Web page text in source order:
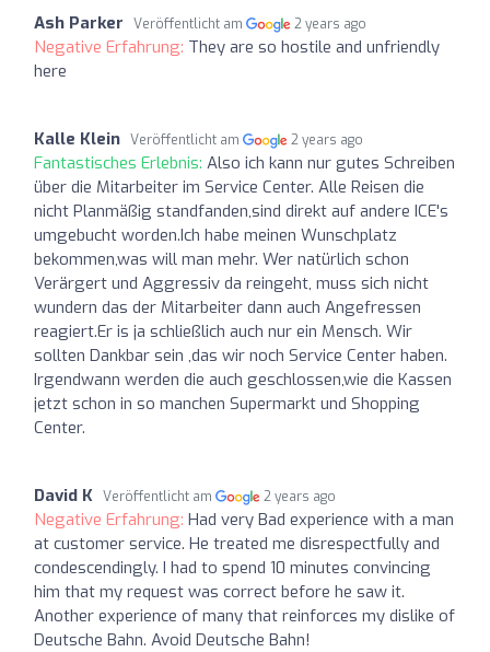
Ash Parker Veröffentlicht am 2 years ago
Negative Erfahrung: They are so hostile and unfriendly
here
Kalle Klein Veröffentlicht am 2 years ago
Fantastisches Erlebnis: Also ich kann nur gutes Schreiben
über die Mitarbeiter im Service Center. Alle Reisen die
nicht Planmäßig standfanden,sind direkt auf andere ICE's
umgebucht worden.Ich habe meinen Wunschplatz
bekommen,was will man mehr. Wer natürlich schon
Verärgert und Aggressiv da reingeht, muss sich nicht
wundern das der Mitarbeiter dann auch Angefressen
reagiert.Er is ja schließlich auch nur ein Mensch. Wir
sollten Dankbar sein ,das wir noch Service Center haben.
Irgendwann werden die auch geschlossen,wie die Kassen
jetzt schon in so manchen Supermarkt und Shopping
Center.
David K Veröffentlicht am 2 years ago
Negative Erfahrung: Had very Bad experience with a man
at customer service. He treated me disrespectfully and
condescendingly. I had to spend 10 minutes convincing
him that my request was correct before he saw it.
Another experience of many that reinforces my dislike of
Deutsche Bahn. Avoid Deutsche Bahn!